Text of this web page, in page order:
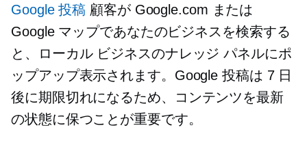
Google 投稿 顧客が Google.com または
Google マップであなたのビジネスを検索する
と、ローカル ビジネスのナレッジ パネルにポ
ップアップ表示されます。Google 投稿は 7 日
後に期限切れになるため、コンテンツを最新
の状態に保つことが重要です。